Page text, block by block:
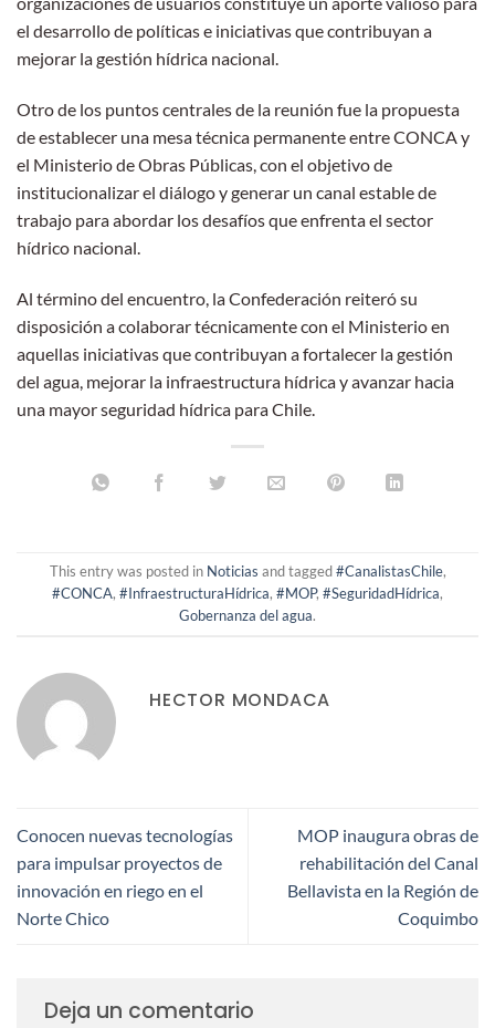
el desarrollo de políticas e iniciativas que contribuyan a
mejorar la gestión hídrica nacional.
Otro de los puntos centrales de la reunión fue la propuesta
de establecer una mesa técnica permanente entre CONCA y
el Ministerio de Obras Públicas, con el objetivo de
institucionalizar el diálogo y generar un canal estable de
trabajo para abordar los desafíos que enfrenta el sector
hídrico nacional.
Al término del encuentro, la Confederación reiteró su
disposición a colaborar técnicamente con el Ministerio en
aquellas iniciativas que contribuyan a fortalecer la gestión
del agua, mejorar la infraestructura hídrica y avanzar hacia
una mayor seguridad hídrica para Chile.
This entry was posted in Noticias and tagged#CanalistasChile,
#CONCA, #InfraestructuraHídrica, #MOP, #SeguridadHídrica,
Gobernanza del agua.
HECTOR MONDACA
Conocen nuevas tecnologías
para impulsar proyectos de
innovación en riego en el
Norte Chico
MOP inaugura obras de
rehabilitación del Canal
Bellavista en la Región de
Coquimbo
Deja un comentario